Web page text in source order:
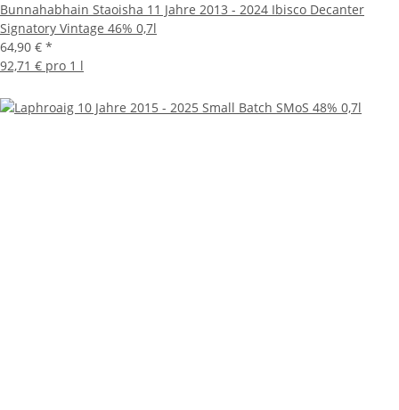
Bunnahabhain Staoisha 11 Jahre 2013 - 2024 Ibisco Decanter
Signatory Vintage 46% 0,7l
64,90 € *
92,71 € pro 1 l